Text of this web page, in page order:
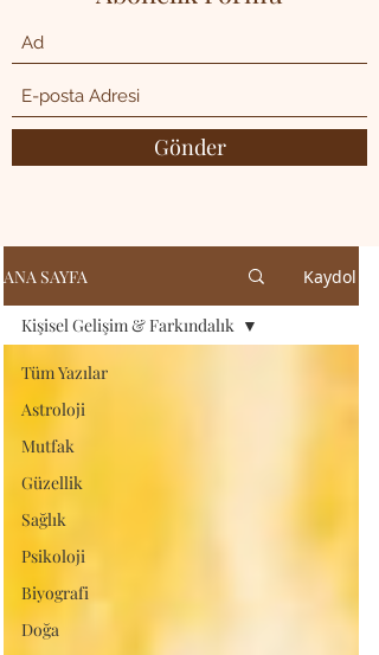
Gönder
ANA SAYFA Kaydol
Tüm Yazılar
Astroloji
Mutfak
Güzellik
Sağlık
Psikoloji
Biyografi
Doğa
Kişisel Gelişim & Farkındalık